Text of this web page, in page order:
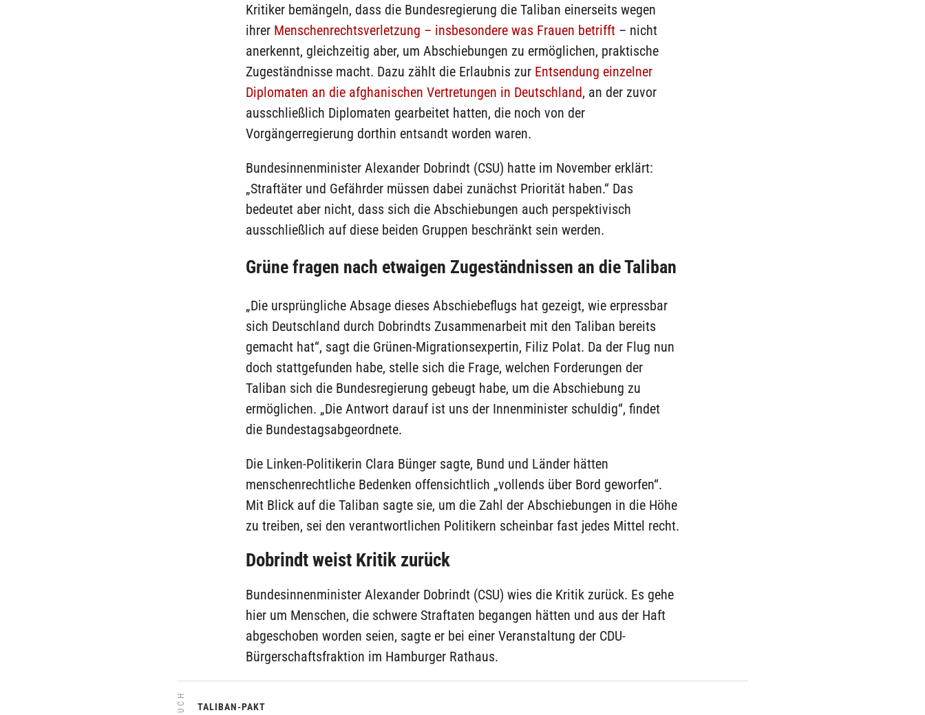
Kritiker bemängeln, dass die Bundesregierung die Taliban einerseits wegen
ihrer Menschenrechtsverletzung – insbesondere was Frauen betrifft – nicht
anerkennt, gleichzeitig aber, um Abschiebungen zu ermöglichen, praktische
Zugeständnisse macht. Dazu zählt die Erlaubnis zur Entsendung einzelner
Diplomaten an die afghanischen Vertretungen in Deutschland, an der zuvor
ausschließlich Diplomaten gearbeitet hatten, die noch von der
Vorgängerregierung dorthin entsandt worden waren.
Bundesinnenminister Alexander Dobrindt (CSU) hatte im November erklärt:
„Straftäter und Gefährder müssen dabei zunächst Priorität haben.“ Das
bedeutet aber nicht, dass sich die Abschiebungen auch perspektivisch
ausschließlich auf diese beiden Gruppen beschränkt sein werden.
Grüne fragen nach etwaigen Zugeständnissen an die Taliban
„Die ursprüngliche Absage dieses Abschiebeflugs hat gezeigt, wie erpressbar
sich Deutschland durch Dobrindts Zusammenarbeit mit den Taliban bereits
gemacht hat“, sagt die Grünen-Migrationsexpertin, Filiz Polat. Da der Flug nun
doch stattgefunden habe, stelle sich die Frage, welchen Forderungen der
Taliban sich die Bundesregierung gebeugt habe, um die Abschiebung zu
ermöglichen. „Die Antwort darauf ist uns der Innenminister schuldig“, findet
die Bundestagsabgeordnete.
Die Linken-Politikerin Clara Bünger sagte, Bund und Länder hätten
menschenrechtliche Bedenken offensichtlich „vollends über Bord geworfen“.
Mit Blick auf die Taliban sagte sie, um die Zahl der Abschiebungen in die Höhe
zu treiben, sei den verantwortlichen Politikern scheinbar fast jedes Mittel recht.
Dobrindt weist Kritik zurück
Bundesinnenminister Alexander Dobrindt (CSU) wies die Kritik zurück. Es gehe
hier um Menschen, die schwere Straftaten begangen hätten und aus der Haft
abgeschoben worden seien, sagte er bei einer Veranstaltung der CDU-
Bürgerschaftsfraktion im Hamburger Rathaus.
TALIBAN-PAKT